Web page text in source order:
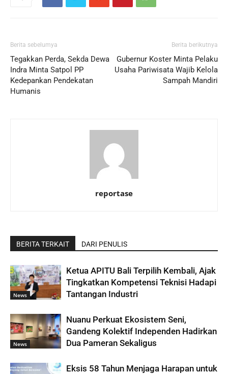
Berita sebelumya
Tegakkan Perda, Sekda Dewa
Indra Minta Satpol PP
Kedepankan Pendekatan
Humanis
Berita berikutnya
Gubernur Koster Minta Pelaku
Usaha Pariwisata Wajib Kelola
Sampah Mandiri
reportase
BERITA TERKAIT DARI PENULIS
News
Ketua APITU Bali Terpilih Kembali, Ajak
Tingkatkan Kompetensi Teknisi Hadapi
Tantangan Industri
News
Nuanu Perkuat Ekosistem Seni,
Gandeng Kolektif Independen Hadirkan
Dua Pameran Sekaligus
Eksis 58 Tahun Menjaga Harapan untuk